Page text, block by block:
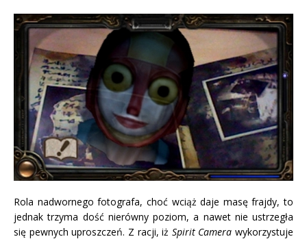
Rola nadwornego fotografa, choć wciąż daje masę frajdy, to
jednak trzyma dość nierówny poziom, a nawet nie ustrzegła
się pewnych uproszczeń. Z racji, iż Spirit Camera wykorzystuje